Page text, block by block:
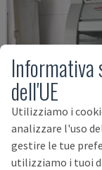
dell'UE
Utilizziamo i
analizzare l'uso
gestire le tue
utilizziamo i tuoi